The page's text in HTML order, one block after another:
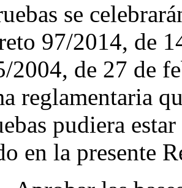
se
97/2014, de
2004, de 27 de
reglamentaria
pudiera
en la presente